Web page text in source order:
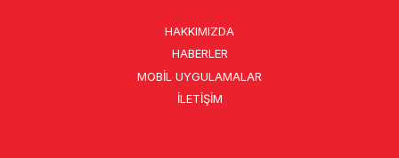
HAKKIMIZDA
HABERLER
MOBIL UYGULAMALAR
İLETIŞIM